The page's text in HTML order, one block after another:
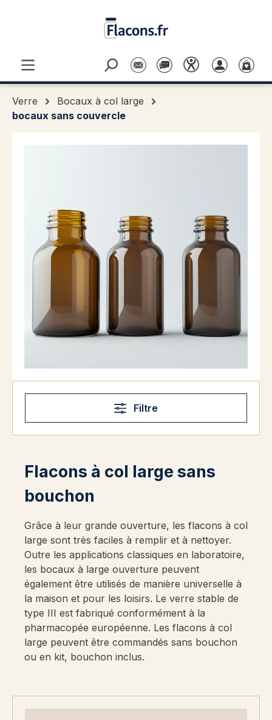
Verre
Bocaux à col large
bocaux sans couvercle
Filtre
Flacons à col large sans
bouchon
Grâce à leur grande ouverture, les flacons à col
large sont très faciles à remplir et à nettoyer.
Outre les applications classiques en laboratoire,
les bocaux à large ouverture peuvent
également être utilisés de manière universelle à
la maison et pour les loisirs. Le verre stable de
type III est fabriqué conformément à la
pharmacopée européenne. Les flacons à col
large peuvent être commandés sans bouchon
ou en kit, bouchon inclus.